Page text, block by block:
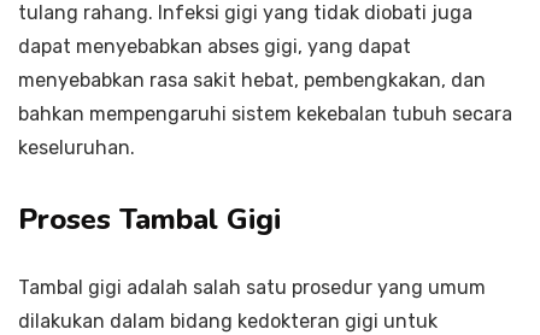
tulang rahang. Infeksi gigi yang tidak diobati juga
dapat menyebabkan abses gigi, yang dapat
menyebabkan rasa sakit hebat, pembengkakan, dan
bahkan mempengaruhi sistem kekebalan tubuh secara
keseluruhan.
Proses Tambal Gigi
Tambal gigi adalah salah satu prosedur yang umum
dilakukan dalam bidang kedokteran gigi untuk